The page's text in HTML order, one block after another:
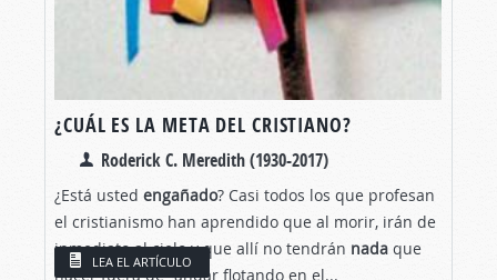
¿CUÁL ES LA META DEL CRISTIANO?
Roderick C. Meredith (1930-2017)
¿Está usted engañado? Casi todos los que profesan
el cristianismo han aprendido que al morir, irán de
inmediato al cielo y que allí no tendrán nada que
hacer fuera de "andar flotando en el...
LEA EL ARTÍCULO